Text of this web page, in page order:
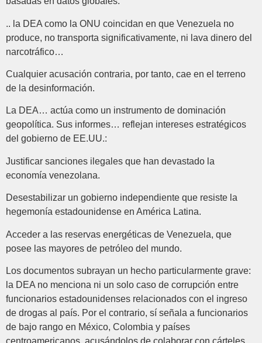
.. la DEA como la ONU coincidan en que Venezuela no
produce, no transporta significativamente, ni lava dinero del
narcotráfico…
Cualquier acusación contraria, por tanto, cae en el terreno
de la desinformación.
La DEA… actúa como un instrumento de dominación
geopolítica. Sus informes… reflejan intereses estratégicos
del gobierno de EE.UU.:
Justificar sanciones ilegales que han devastado la
economía venezolana.
Desestabilizar un gobierno independiente que resiste la
hegemonía estadounidense en América Latina.
Acceder a las reservas energéticas de Venezuela, que
posee las mayores de petróleo del mundo.
Los documentos subrayan un hecho particularmente grave:
la DEA no menciona ni un solo caso de corrupción entre
funcionarios estadounidenses relacionados con el ingreso
de drogas al país. Por el contrario, sí señala a funcionarios
de bajo rango en México, Colombia y países
centroamericanos, acusándolos de colaborar con cárteles